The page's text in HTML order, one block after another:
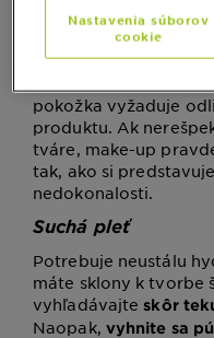
k úspechu
Základom úspechu
pokožka vyžaduje
produktu. Ak
tváre, make-up
tak, ako si
nedokonalosti.
Suchá pleť
Potrebuje neustálu
máte sklony k tvorbe
vyhľadávajteskôr
Naopak, vyhnite sa
Nastavenia súborov
cookie